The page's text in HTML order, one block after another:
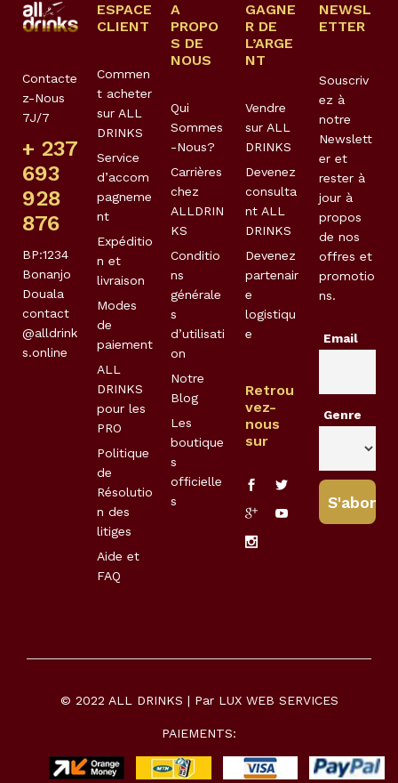
Contacte
z-Nous
7J/7
+ 237
693
928
876
BP:1234
Bonanjo
Douala
contact
@alldrink
s.online
ESPACE
CLIENT
Commen
t acheter
sur ALL
DRINKS
Service
d’accom
pagneme
nt
Expéditio
n et
livraison
Modes
de
paiement
ALL
DRINKS
pour les
PRO
Politique
de
Résolutio
n des
litiges
Aide et
FAQ
A
PROPO
S DE
NOUS
Qui
Sommes
-Nous?
Carrières
chez
ALLDRIN
KS
Conditio
ns
générale
s
d’utilisati
on
Notre
Blog
Les
boutique
s
officielle
s
GAGNE
R DE
L’ARGE
NT
Vendre
sur ALL
DRINKS
Devenez
consulta
nt ALL
DRINKS
Devenez
partenair
e
logistiqu
e
Retrou
vez-
nous
sur
NEWSL
ETTER
Souscriv
ez à
notre
Newslett
er et
rester à
jour à
propos
de nos
offres et
promotio
ns.
Email
Genre
© 2022 ALL DRINKS | Par LUX WEB SERVICES
PAIEMENTS: